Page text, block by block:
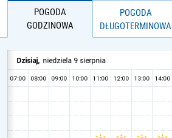
POGODA
GODZINOWA
POGODA
DŁUGOTERMINOWA